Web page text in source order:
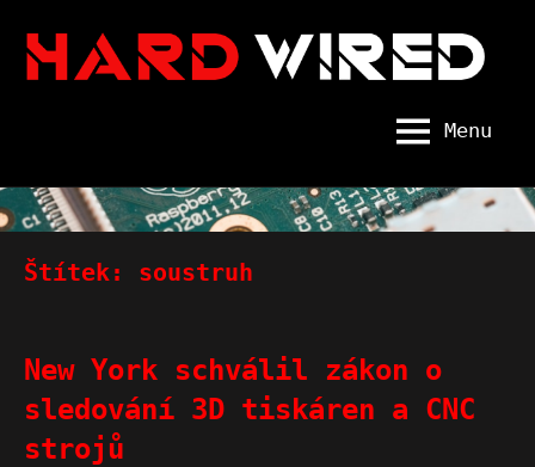
content
Wired
Menu
Štítek: soustruh
New York schválil zákon o
sledování 3D tiskáren a CNC
strojů